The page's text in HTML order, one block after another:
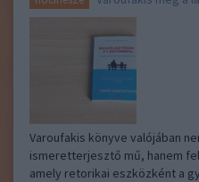
Varoufakis könyve valójában
ismeretterjesztő mű, hanem
amely retorikai eszközként a